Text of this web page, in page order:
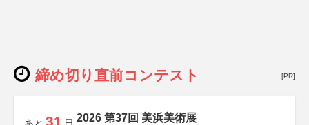
締め切り直前コンテスト [PR]
31 2026 第37回 美浜美術展